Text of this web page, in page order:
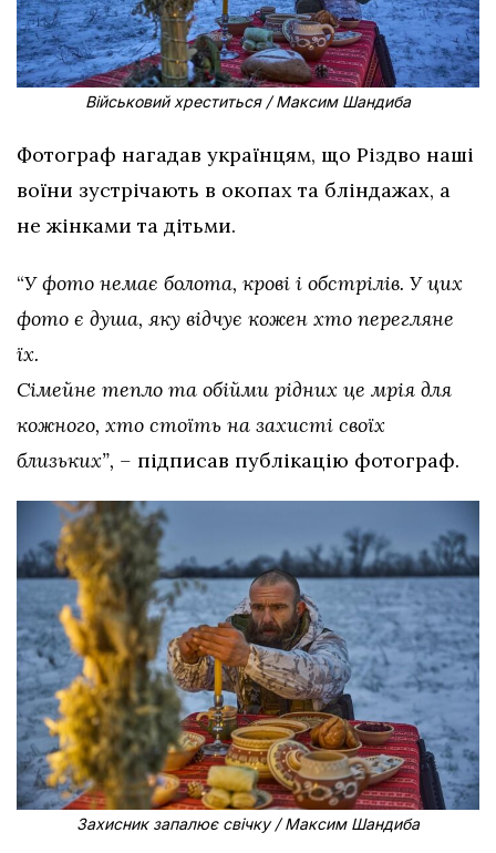
Військовий хреститься / Максим Шандиба
Фотограф нагадав українцям, що Різдво наші
воїни зустрічають в окопах та бліндажах, а
не жінками та дітьми.
“У фото немає болота, крові і обстрілів. У цих
фото є душа, яку відчує кожен хто перегляне
їх.
Сімейне тепло та обійми рідних це мрія для
кожного, хто стоїть на захисті своїх
близьких”, – підписав публікацію фотограф.
Захисник запалює свічку / Максим Шандиба